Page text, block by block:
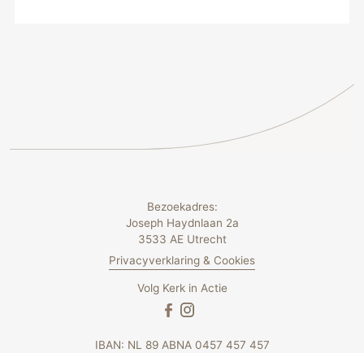
Bezoekadres:
Joseph Haydnlaan 2a
3533 AE Utrecht
Privacyverklaring & Cookies
Volg Kerk in Actie
IBAN: NL 89 ABNA 0457 457 457